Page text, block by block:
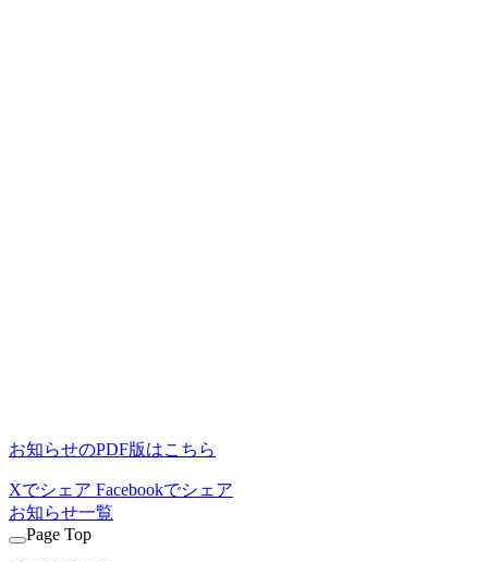
お知らせのPDF版はこちら
Xでシェア Facebookでシェア
お知らせ一覧
Page Top